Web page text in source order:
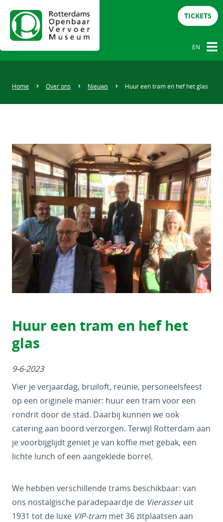
TICKETS
EN
Home Over ons Nieuws Huur een tram en hef het glas
Huur een tram en hef het
glas
9-6-2023
Vier je verjaardag, bruiloft, reünie, personeelsfeest
op een originele manier: huur een tram voor een
rondrit door de stad. Daarbij kunnen we ook
catering aan boord verzorgen. Terwijl Rotterdam aan
je voorbijglijdt geniet je van koffie met gebak, een
lichte lunch of een aangeklede borrel.
We hebben verschillende trams beschikbaar: van
ons nostalgische paradepaardje de Vierasseruit
1931 tot de luxe VIP-tram met 36 zitplaatsen aan